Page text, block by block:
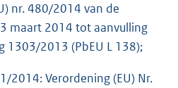
nr. 480/2014 van de
maart 2014 tot aanvulling
1303/2013 (PbEU L 138);
2014: Verordening (EU) Nr.